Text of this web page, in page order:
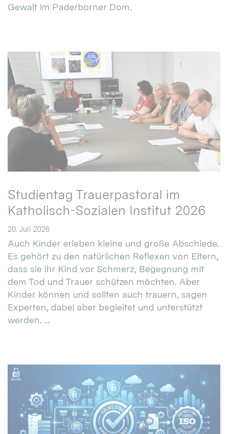
Gewalt im Paderborner Dom.
Studientag Trauerpastoral im
Katholisch-Sozialen Institut 2026
20. Juli 2026
Auch Kinder erleben kleine und große Abschiede.
Es gehört zu den natürlichen Reflexen von Eltern,
dass sie ihr Kind vor Schmerz, Begegnung mit
dem Tod und Trauer schützen möchten. Aber
Kinder können und sollten auch trauern, sagen
Experten, dabei aber begleitet und unterstützt
werden. ...